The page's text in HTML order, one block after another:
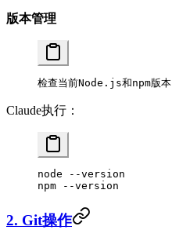
版本管理
检查当前Node.js和npm版本
Claude执行：
node --version
npm --version
2. Git操作